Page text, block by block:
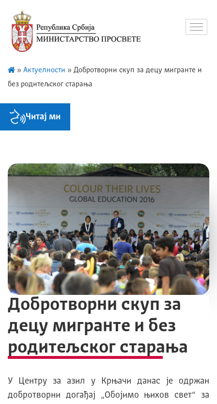
» Актуелности » Добротворни скуп за децу мигранте и
без родитељског старања
Читај ми
Добротворни скуп за
децу мигранте и без
родитељског старања
У Центру за азил у Kрњачи данас jе одржан
добротворни догађаj „Oбоjимо њихов свет“ за